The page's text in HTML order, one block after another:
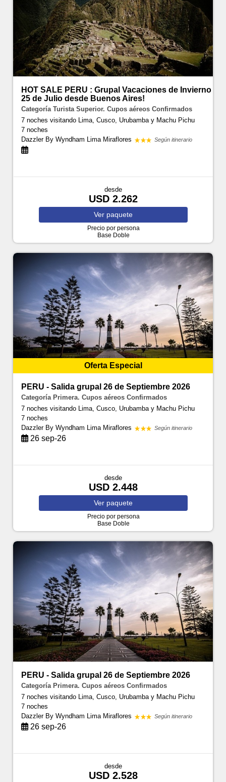
HOT SALE PERU : Grupal Vacaciones de Invierno
25 de Julio desde Buenos Aires!
Categoría Turista Superior. Cupos aéreos Confirmados
7 noches visitando Lima, Cusco, Urubamba y Machu Pichu
7 noches
Dazzler By Wyndham Lima Miraflores
Según itinerario
desde
USD 2.262
Ver paquete
Precio por persona
Base Doble
Oferta Especial
PERU - Salida grupal 26 de Septiembre 2026
Categoría Primera. Cupos aéreos Confirmados
7 noches visitando Lima, Cusco, Urubamba y Machu Pichu
7 noches
Dazzler By Wyndham Lima Miraflores
Según itinerario
26 sep-26
desde
USD 2.448
Ver paquete
Precio por persona
Base Doble
PERU - Salida grupal 26 de Septiembre 2026
Categoría Primera. Cupos aéreos Confirmados
7 noches visitando Lima, Cusco, Urubamba y Machu Pichu
7 noches
Dazzler By Wyndham Lima Miraflores
Según itinerario
26 sep-26
desde
USD 2.528